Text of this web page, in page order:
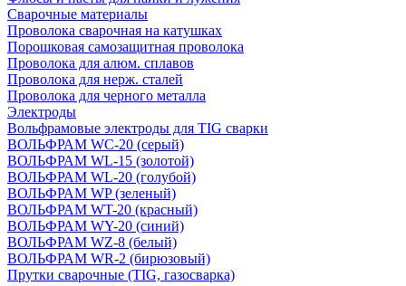
Сварочные материалы
Проволока сварочная на катушках
Порошковая самозащитная проволока
Проволока для алюм. сплавов
Проволока для нерж. сталей
Проволока для черного металла
Электроды
Вольфрамовые электроды для TIG сварки
ВОЛЬФРАМ WC-20 (серый)
ВОЛЬФРАМ WL-15 (золотой)
ВОЛЬФРАМ WL-20 (голубой)
ВОЛЬФРАМ WP (зеленый)
ВОЛЬФРАМ WT-20 (красный)
ВОЛЬФРАМ WY-20 (синий)
ВОЛЬФРАМ WZ-8 (белый)
ВОЛЬФРАМ WR-2 (бирюзовый)
Прутки сварочные (TIG, газосварка)